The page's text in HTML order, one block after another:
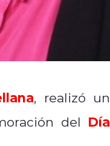
, realizó un
del Día